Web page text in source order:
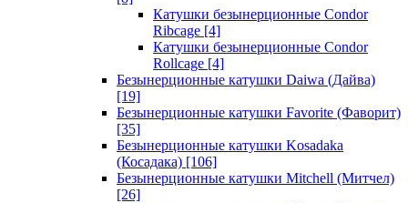
Катушки безынерционные Condor
Ribcage [4]
Катушки безынерционные Condor
Rollcage [4]
Безынерционные катушки Daiwa (Дайва)
[19]
Безынерционные катушки Favorite (Фаворит)
[35]
Безынерционные катушки Kosadaka
(Косадака) [106]
Безынерционные катушки Mitchell (Митчел)
[26]